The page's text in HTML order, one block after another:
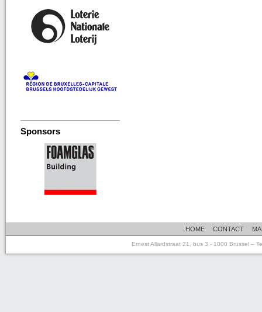
Sponsors
HOME CONTACT
Ernest Allardstraat 21, bus 3 - 1000 Brussel –